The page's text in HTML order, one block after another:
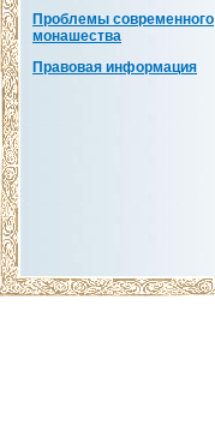
Проблемы современного
монашества
Правовая информация